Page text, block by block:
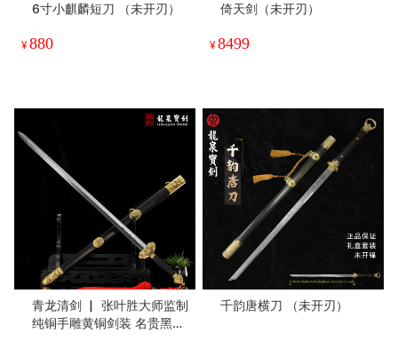
6寸小麒麟短刀 （未开刃）
¥880
倚天剑（未开刃）
¥8499
青龙清剑 ▏ 张叶胜大师监制
纯铜手雕黄铜剑装 名贵黑檀
千韵唐横刀 （未开刃）